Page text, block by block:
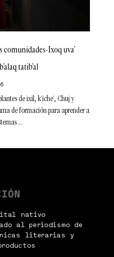
comunidades-Ixoq uva’
tatib’al
de ixil, k’iche’, Chuj y
de formación para aprender a
nativo
al periodismo de
literarias y